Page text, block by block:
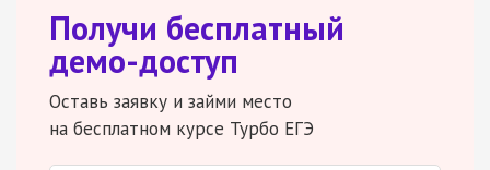
Получи бесплатный
демо-доступ
Оставь заявку и займи место
на бесплатном курсе Турбо ЕГЭ